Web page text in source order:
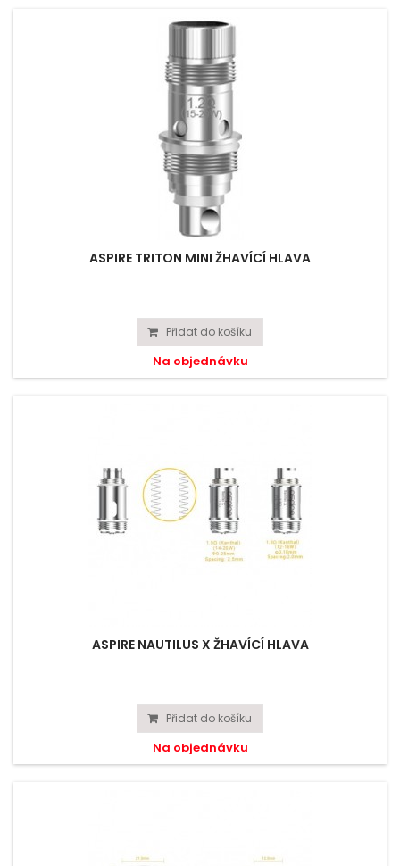
ASPIRE TRITON MINI ŽHAVÍCÍ HLAVA
Přidat do košíku
Na objednávku
ASPIRE NAUTILUS X ŽHAVÍCÍ HLAVA
Přidat do košíku
Na objednávku